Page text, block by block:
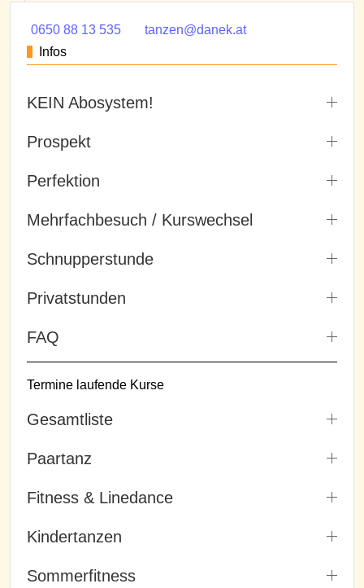
0650 88 13 535
tanzen@danek.at
Infos
KEIN Abosystem!
Prospekt
Perfektion
Mehrfachbesuch / Kurswechsel
Schnupperstunde
Privatstunden
FAQ
Termine laufende Kurse
Gesamtliste
Paartanz
Fitness & Linedance
Kindertanzen
Sommerfitness